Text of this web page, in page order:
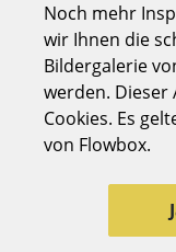
Freischwinger
Barhocker
Hocker
Noch mehr
wir Ihnen die
Bildergalerie
werden. Dieser
Cookies. Es
von Flowbox.